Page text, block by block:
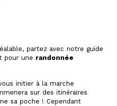
partez avec notre guide
pour une randonnée
initier à la marche
sur des itinéraires
sa poche ! Cependant